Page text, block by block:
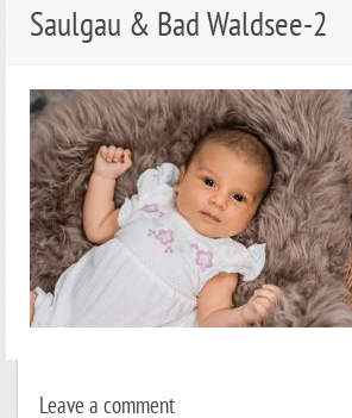
Saulgau & Bad Waldsee-2
Leave a comment